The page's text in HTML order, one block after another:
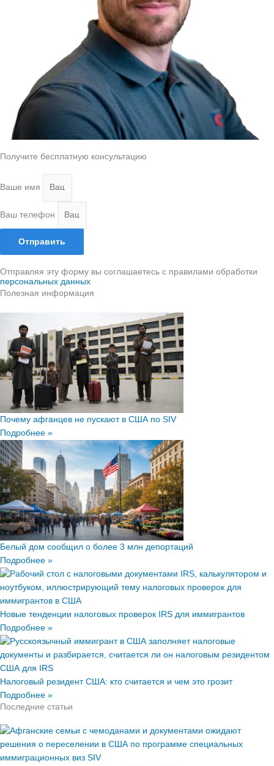
Получите бесплатную консультацию
Ваше имя
Ваш телефон
Отправить
Отправляя эту форму вы соглашаетесь с правилами обработки
персональных данных
Полезная информация
Почему афганцев не пускают в США по SIV
Подробнее »
Белый дом сообщил о более 3 млн депортаций
Подробнее »
Новые тенденции налоговых проверок IRS для иммигрантов
Подробнее »
Налоговый резидент США: кто считается и чем это грозит
Подробнее »
Последние статьи